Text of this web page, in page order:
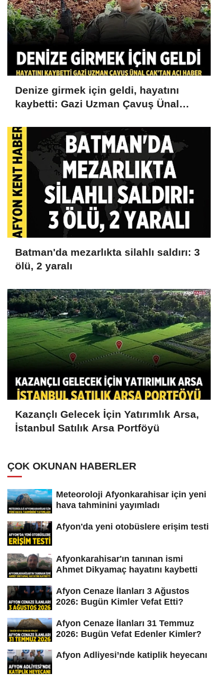
Denize girmek için geldi, hayatını
kaybetti: Gazi Uzman Çavuş Ünal
Batman'da mezarlıkta silahlı saldırı: 3
ölü, 2 yaralı
Kazançlı Gelecek İçin Yatırımlık Arsa,
İstanbul Satılık Arsa Portföyü
ÇOK OKUNAN HABERLER
Meteoroloji Afyonkarahisar için yeni
hava tahminini yayımladı
Afyon'da yeni otobüslere erişim testi
Afyonkarahisar'ın tanınan ismi
Ahmet Dikyamaç hayatını kaybetti
Afyon Cenaze İlanları 3 Ağustos
2026: Bugün Kimler Vefat Etti?
Afyon Cenaze İlanları 31 Temmuz
2026: Bugün Vefat Edenler Kimler?
Afyon Adliyesi’nde katiplik heyecanı